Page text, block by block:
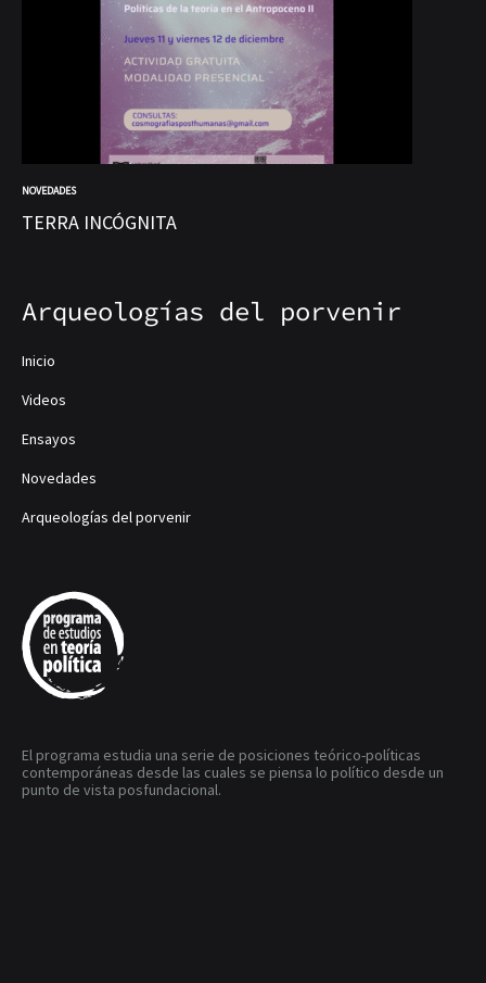
NOVEDADES
TERRA INCÓGNITA
Arqueologías del porvenir
Inicio
Videos
Ensayos
Novedades
Arqueologías del porvenir
El programa estudia una serie de posiciones teórico-políticas
contemporáneas desde las cuales se piensa lo político desde un
punto de vista posfundacional.